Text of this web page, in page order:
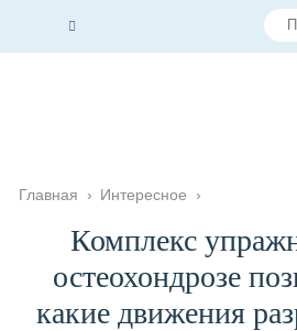
Главная › Интересное ›
Комплекс
остеохондрозе
какие движения